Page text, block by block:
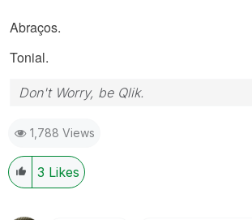
Abraços.
Tonial.
Don't Worry, be Qlik.
1,788 Views
3 Likes